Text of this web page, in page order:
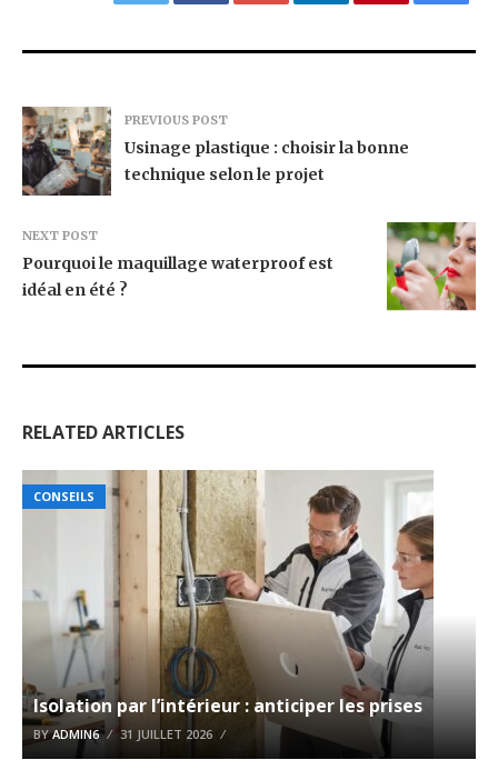
PREVIOUS POST
Usinage plastique : choisir la bonne
technique selon le projet
NEXT POST
Pourquoi le maquillage waterproof est
idéal en été ?
RELATED ARTICLES
CONSEILS
Isolation par l’intérieur : anticiper les prises
BYADMIN6 31 JUILLET 2026